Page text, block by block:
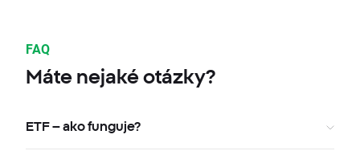
FAQ
Máte nejaké otázky?
ETF – ako funguje?